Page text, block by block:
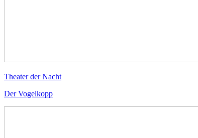
Theater der Nacht
Der Vogelkopp